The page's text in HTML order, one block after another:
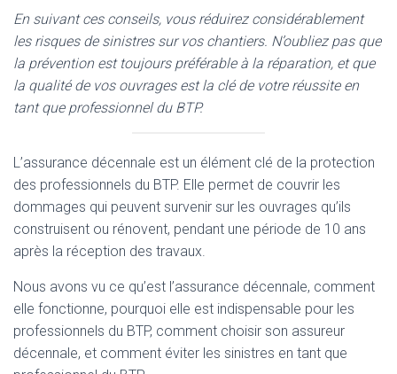
En suivant ces conseils, vous réduirez considérablement
les risques de sinistres sur vos chantiers. N’oubliez pas que
la prévention est toujours préférable à la réparation, et que
la qualité de vos ouvrages est la clé de votre réussite en
tant que professionnel du BTP.
L’assurance décennale est un élément clé de la protection
des professionnels du BTP. Elle permet de couvrir les
dommages qui peuvent survenir sur les ouvrages qu’ils
construisent ou rénovent, pendant une période de 10 ans
après la réception des travaux.
Nous avons vu ce qu’est l’assurance décennale, comment
elle fonctionne, pourquoi elle est indispensable pour les
professionnels du BTP, comment choisir son assureur
décennale, et comment éviter les sinistres en tant que